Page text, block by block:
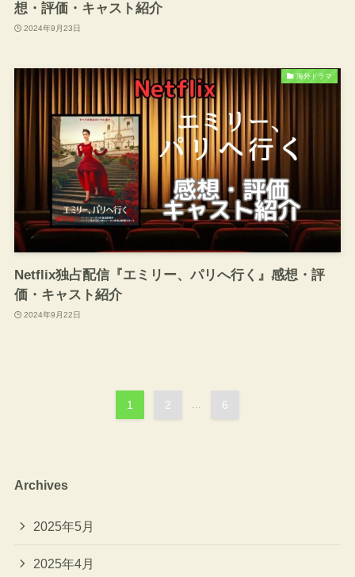
想・評価・キャスト紹介
2024年9月23日
海外ドラマ
Netflix独占配信『エミリー、パリへ行く』感想・評
価・キャスト紹介
2024年9月22日
1 2 ... 6
Archives
2025年5月
2025年4月